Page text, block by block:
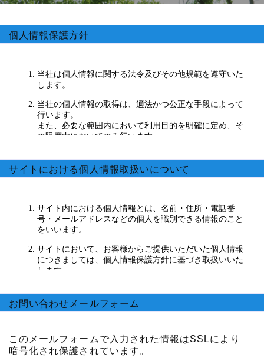
個人情報保護方針
サイトにおける個人情報取扱いについて
お問い合わせメールフォーム
このメールフォームで入力された情報はSSLにより
暗号化され保護されています。